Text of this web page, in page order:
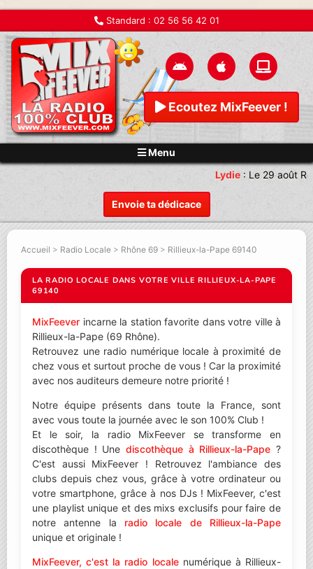
Standard : 02 56 56 42 01
Ecoutez MixFeever !
Menu
Envoie ta dédicace
Lydie:Le 29 août
Accueil > Radio Locale > Rhône 69 > Rillieux-la-Pape 69140
LA RADIO LOCALE DANS VOTRE VILLE RILLIEUX-LA-PAPE
69140
MixFeever incarne la station favorite dans votre ville à
Rillieux-la-Pape (69 Rhône).
Retrouvez une radio numérique locale à proximité de
chez vous et surtout proche de vous ! Car la proximité
avec nos auditeurs demeure notre priorité !
Notre équipe présents dans toute la France, sont
avec vous toute la journée avec le son 100% Club !
Et le soir, la radio MixFeever se transforme en
discothèque ! Une discothèque à Rillieux-la-Pape ?
C'est aussi MixFeever ! Retrouvez l'ambiance des
clubs depuis chez vous, grâce à votre ordinateur ou
votre smartphone, grâce à nos DJs ! MixFeever, c'est
une playlist unique et des mixs exclusifs pour faire de
notre antenne la radio locale de Rillieux-la-Pape
unique et originale !
MixFeever, c'est la radio localenumérique à Rillieux-